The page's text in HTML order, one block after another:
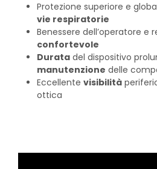
Protezione superiore e
vie respiratorie
Benessere dell’operatore e
confortevole
Duratadel dispositivo
manutenzione delle
Eccellente visibilità
ottica